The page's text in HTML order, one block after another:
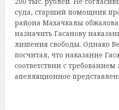
суда, старший помощник
района Махачкалы
назначить Гасанову
лишения свободы. Однако
посчитал, что наказание
соответствии с
апелляционное